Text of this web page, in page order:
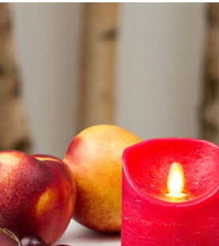
Bildergalerie überspringen